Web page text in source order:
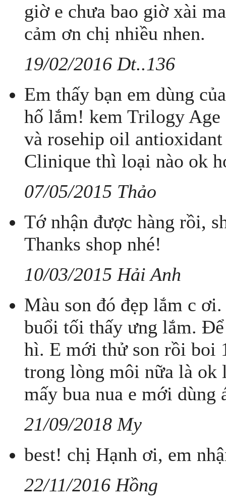
giờ e chưa bao giờ xài
cảm ơn chị nhiều nhen.
19/02/2016 Dt..136
Em thấy bạn em dùng
hố lắm! kem Trilogy
và rosehip oil
Clinique thì loại nào ok
07/05/2015 Thảo
Tớ nhận được hàng rồi,
Thanks shop nhé!
10/03/2015 Hải Anh
Màu son đó đẹp lắm c
buổi tối thấy ưng lắm.
hì. E mới thử son rồi boi
trong lòng môi nữa là ok
mấy bua nua e mới dùng
21/09/2018 My
best! chị Hạnh ơi, em
22/11/2016 Hồng